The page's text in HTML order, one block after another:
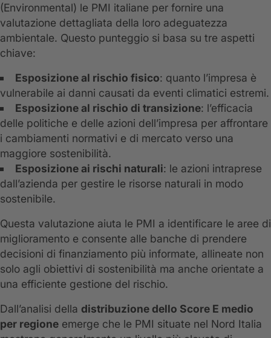
(Environmental) le PMI italiane per fornire una
valutazione dettagliata della loro adeguatezza
ambientale. Questo punteggio si basa su tre aspetti
chiave:
Esposizione al rischio fisico: quanto l’impresa è
vulnerabile ai danni causati da eventi climatici estremi.
Esposizione al rischio di transizione: l’efficacia
delle politiche e delle azioni dell’impresa per affrontare
i cambiamenti normativi e di mercato verso una
maggiore sostenibilità.
Esposizione ai rischi naturali: le azioni intraprese
dall’azienda per gestire le risorse naturali in modo
sostenibile.
Questa valutazione aiuta le PMI a identificare le aree di
miglioramento e consente alle banche di prendere
decisioni di finanziamento più informate, allineate non
solo agli obiettivi di sostenibilità ma anche orientate a
una efficiente gestione del rischio.
Dall’analisi della distribuzione dello Score E medio
per regione emerge che le PMI situate nel Nord Italia